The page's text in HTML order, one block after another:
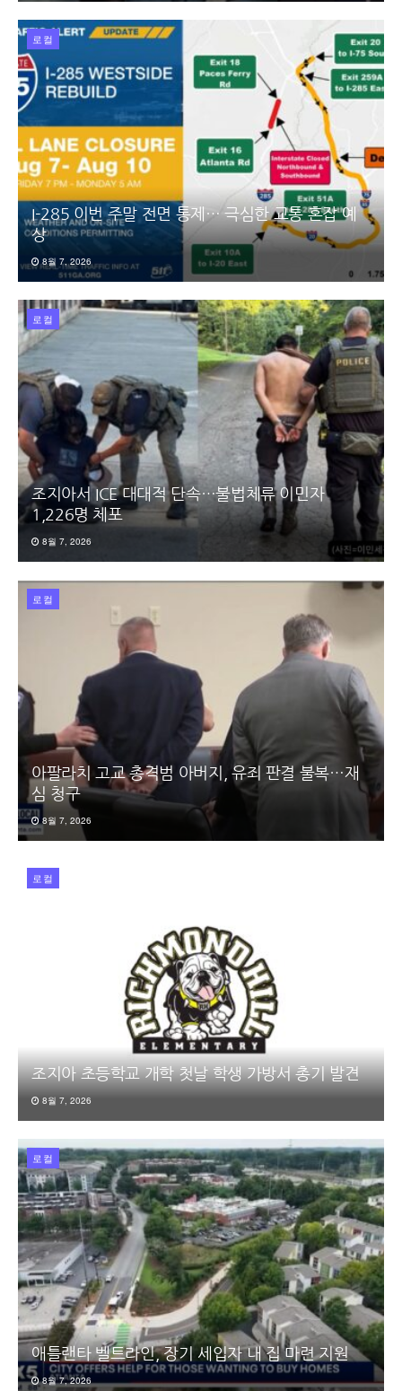
로컬
I-285 이번 주말 전면 통제… 극심한 교통 혼잡 예
상
8월 7, 2026
로컬
조지아서 ICE 대대적 단속…불법체류 이민자
1,226명 체포
8월 7, 2026
로컬
아팔라치 고교 총격범 아버지, 유죄 판결 불복…재
심 청구
8월 7, 2026
로컬
조지아 초등학교 개학 첫날 학생 가방서 총기 발견
8월 7, 2026
로컬
애틀랜타 벨트라인, 장기 세입자 내 집 마련 지원
8월 7, 2026